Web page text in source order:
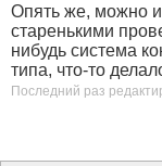
Опять же, можно
старенькими
нибудь система
типа, что-то
Последний раз